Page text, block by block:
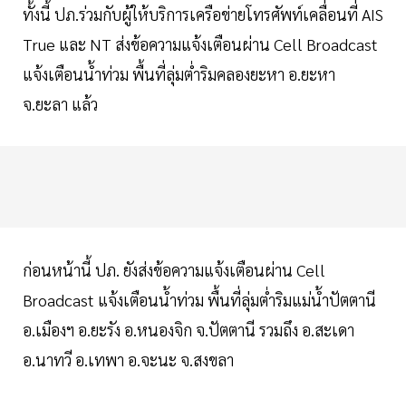
ทั้งนี้ ปภ.ร่วมกับผู้ให้บริการเครือข่ายโทรศัพท์เคลื่อนที่ AIS
True และ NT ส่งข้อความแจ้งเตือนผ่าน Cell Broadcast
แจ้งเตือนน้ำท่วม พื้นที่ลุ่มต่ำริมคลองยะหา อ.ยะหา
จ.ยะลา แล้ว
ก่อนหน้านี้ ปภ. ยังส่งข้อความแจ้งเตือนผ่าน Cell
Broadcast แจ้งเตือนน้ำท่วม พื้นที่ลุ่มต่ำริมแม่น้ำปัตตานี
อ.เมืองฯ อ.ยะรัง อ.หนองจิก จ.ปัตตานี รวมถึง อ.สะเดา
อ.นาทวี อ.เทพา อ.จะนะ จ.สงขลา